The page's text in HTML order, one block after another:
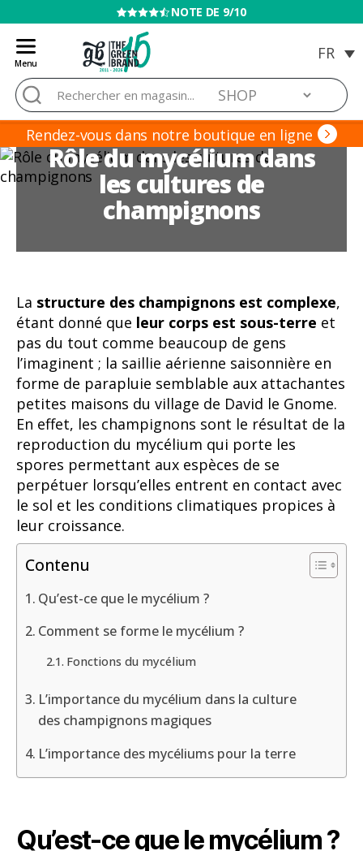
VENTE INTERDITE AUX MINEURS
Menu
Blog
de
Grow
Barato
Rechercher :
Rendez-vous dans notre boutique en ligne
Rôle du mycélium dans
les cultures de
champignons
La structure des champignons est complexe,
étant donné que leur corps est sous-terre et
pas du tout comme beaucoup de gens
l’imaginent ; la saillie aérienne saisonnière en
forme de parapluie semblable aux attachantes
petites maisons du village de David le Gnome.
En effet, les champignons sont le résultat de la
reproduction du mycélium qui porte les
spores permettant aux espèces de se
perpétuer lorsqu’elles entrent en contact avec
le sol et les conditions climatiques propices à
leur croissance.
Contenu
Qu’est-ce que le mycélium ?
Comment se forme le mycélium ?
Fonctions du mycélium
L’importance du mycélium dans la culture
des champignons magiques
L’importance des mycéliums pour la terre
Qu’est-ce que le mycélium ?